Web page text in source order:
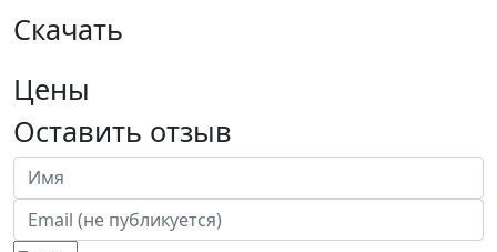
Скачать
Цены
Оставить отзыв